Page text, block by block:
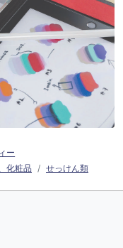
ー
化粧品 せっけん類